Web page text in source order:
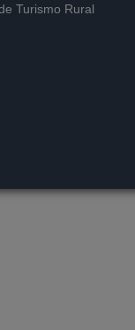
Turismo Rural